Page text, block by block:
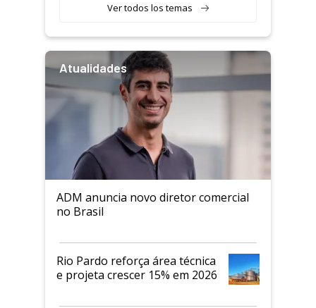
Ver todos los temas
Atualidades
ADM anuncia novo diretor comercial
no Brasil
Rio Pardo reforça área técnica
e projeta crescer 15% em 2026